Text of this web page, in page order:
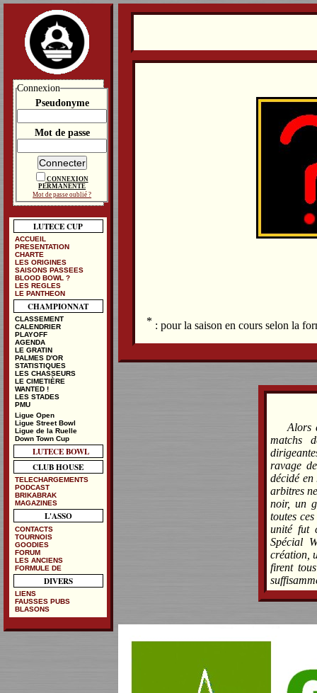
* : pour la saison en cours selon la
Alors
matchs
ravage
décidé
arbitres
noir, un
toutes
unité fut
Spécial
création,
firent
Connexion
Pseudonyme
Mot de passe
CONNEXION
PERMANENTE
Mot de passe oublié ?
LUTECE CUP
ACCUEIL
PRESENTATION
CHARTE
LES ORIGINES
SAISONS PASSEES
BLOOD BOWL ?
LES REGLES
LE PANTHEON
CHAMPIONNAT
CLASSEMENT
CALENDRIER
PLAYOFF
AGENDA
LE GRATIN
PALMES D'OR
STATISTIQUES
LES CHASSEURS
LE CIMETIÈRE
WANTED !
LES STADES
PMU
Ligue Open
Ligue Street Bowl
Ligue de la Ruelle
Down Town Cup
LUTECE BOWL
CLUB HOUSE
TELECHARGEMENTS
PODCAST
BRIKABRAK
MAGAZINES
L'ASSO
CONTACTS
TOURNOIS
GOODIES
FORUM
LES ANCIENS
FORMULE DE
DIVERS
LIENS
FAUSSES PUBS
BLASONS